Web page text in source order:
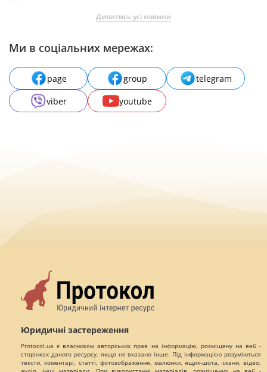
Дивитись усі новини
Ми в соціальних мережах:
page group
telegram
viber
youtube
Юридичні застереження
Protocol.ua є власником авторських прав на інформацію, розміщену на веб -
сторінках даного ресурсу, якщо не вказано інше. Під інформацією розуміються
тексти, коментарі, статті, фотозображення, малюнки, ящик-шота, скани, відео,